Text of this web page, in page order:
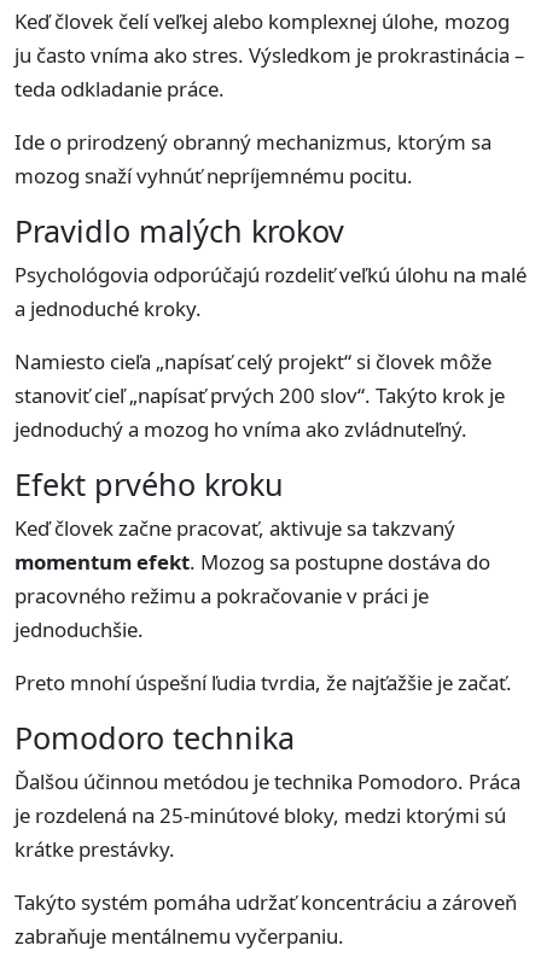
Keď človek čelí veľkej alebo komplexnej úlohe, mozog
ju často vníma ako stres. Výsledkom je prokrastinácia –
teda odkladanie práce.
Ide o prirodzený obranný mechanizmus, ktorým sa
mozog snaží vyhnúť nepríjemnému pocitu.
Pravidlo malých krokov
Psychológovia odporúčajú rozdeliť veľkú úlohu na malé
a jednoduché kroky.
Namiesto cieľa „napísať celý projekt“ si človek môže
stanoviť cieľ „napísať prvých 200 slov“. Takýto krok je
jednoduchý a mozog ho vníma ako zvládnuteľný.
Efekt prvého kroku
Keď človek začne pracovať, aktivuje sa takzvaný
momentum efekt. Mozog sa postupne dostáva do
pracovného režimu a pokračovanie v práci je
jednoduchšie.
Preto mnohí úspešní ľudia tvrdia, že najťažšie je začať.
Pomodoro technika
Ďalšou účinnou metódou je technika Pomodoro. Práca
je rozdelená na 25-minútové bloky, medzi ktorými sú
krátke prestávky.
Takýto systém pomáha udržať koncentráciu a zároveň
zabraňuje mentálnemu vyčerpaniu.